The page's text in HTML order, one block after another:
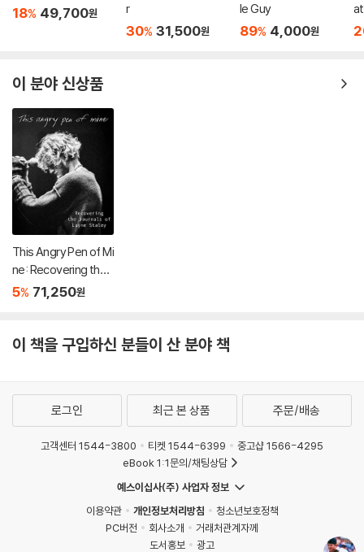
18% 49,700원
r
30% 31,500원
le Guy
89% 4,000원
이 분야 신상품
This Angry Pen of Mi
ne: Recovering the J
ournals of Layne Sta
5% 71,250원
이 책을 구입하신 분들이 산 분야 책
로그인 최근 본 상품 주문/배송
고객센터 1544-3800 티켓 1544-6399
중고샵 1566-4295
eBook 1:1문의/채팅상담
예스이십사(주) 사업자 정보
이용약관
개인정보처리방침
청소년보호정책
PC버전
회사소개
거래처관계자께
도서홍보
광고